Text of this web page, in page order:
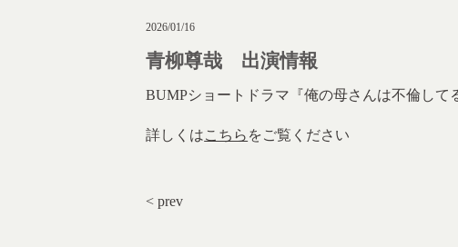
2026/01/16
青柳尊哉 出演情報
BUMPショートドラマ『俺の母さんは不倫して
詳しくはこちら をご覧ください
< prev